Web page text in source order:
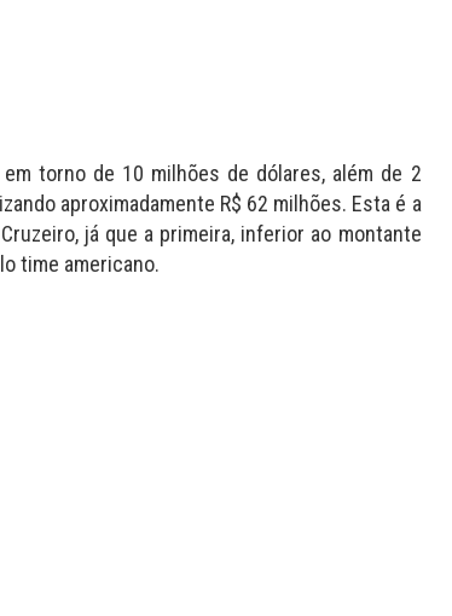
torno de 10 milhões de dólares, além de 2
aproximadamente R$ 62 milhões. Esta é a
já que a primeira, inferior ao montante
time americano.